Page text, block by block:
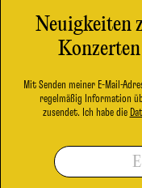
Neuigkeiten
Mit Senden meiner E-Mail-
regelmäßig Information
zusendet. Ich habe die